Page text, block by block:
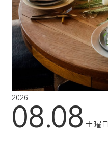
2026
08.08 土曜日